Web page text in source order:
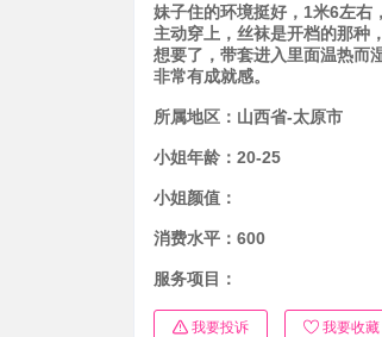
妹子住的环境挺好，1米6左右
主动穿上，丝袜是开档的那种
想要了，带套进入里面温热而
非常有成就感。
所属地区： 山西省-太原市
小姐年龄： 20-25
小姐颜值：
消费水平： 600
服务项目：
我要投诉 我要收藏